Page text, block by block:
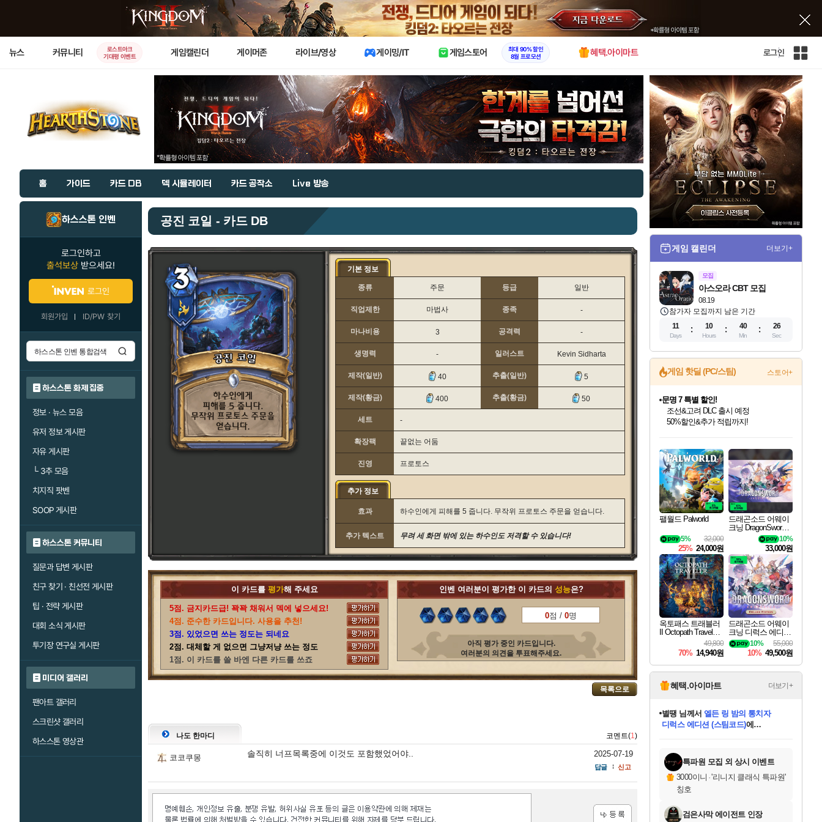
X
뉴스 커뮤니티
로스트아크
기대평 이벤트
게임캘린더 게이머존 라이브/영상 게이밍/IT 게임스토어
최대 90% 할인
8월 프로모션
혜택.아이마트 로그인
인
전
체
사
이
트
맵
홈 가이드 카드 DB 덱 시뮬레이터 카드 공작소 Live 방송
하스스톤 인벤
로그인하고
출석보상 받으세요!
로그인
회원가입 ID/PW 찾기
하스스톤 화제 집중
정보 · 뉴스 모음
유저 정보 게시판
자유 게시판
└3추 모음
치지직 팟벤
SOOP 게시판
하스스톤 커뮤니티
질문과 답변 게시판
친구 찾기 · 친선전 게시판
팁 · 전략 게시판
대회 소식 게시판
투기장 연구실 게시판
미디어 갤러리
팬아트 갤러리
스크린샷 갤러리
하스스톤 영상관
공진 코일 - 카드 DB
기본 정보
종류 주문 등급 일반
직업제한 마법사 종족 -
마나비용 3 공격력 -
생명력 - 일러스트 Kevin Sidharta
제작(일반) 40 추출(일반) 5
제작(황금) 400 추출(황금) 50
세트 -
확장팩 끝없는 어둠
진영 프로토스
추가 정보
효과 하수인에게 피해를 5 줍니다. 무작위 프로토스 주문을 얻습니다.
추가 텍스트 무려 세 화면 밖에 있는 하수인도 저격할 수 있습니다!
이 카드를 평가해 주세요
5점. 금지카드급! 꽉꽉 채워서 덱에 넣으세요!
4점. 준수한 카드입니다. 사용을 추천!
3점. 있었으면 쓰는 정도는 되네요
2점. 대체할 게 없으면 그냥저냥 쓰는 정도
1점. 이 카드를 쓸 바엔 다른 카드를 쓰죠
인벤 여러분이 평가한 이 카드의 성능은?
0점 / 0명
아직 평가 중인 카드입니다.
여러분의 의견을 투표해주세요.
목록으로
나도 한마디 코멘트(1)
코코쿠몽 솔직히 너프목록중에 이것도 포함했었어야.. 2025-07-19
답글 신고
게임 캘린더 더보기+
모집
08.19
아스오라 CBT 모집
참가자 모집까지 남은 기간
11
Days
10
Hours
40
Min
25
Sec
게임 핫딜 (PC/스팀) 스토어+
최대 90% 할인가를 만나보세요!
네이버혜택과 함께 만나보세요!
문명 7 특별 할인!
조선&고려 DLC 출시 예정
50%할인&추가 적립까지!
네이버 포인트 혜택까지!
이니&베니 혜택까지!
네이버 혜택가와 함께 예약하세요!
할인&네이버혜택으로 만나보세요!
네이버페이 혜택과 만나보세요!
40주년 프로모션으로 만나보세요!
할인가에 만나보세요!
일부 에디션 상시 할인!
혜택으로 예약 판매 중
편안하게 충전하세요
팰월드 Palworld
32,000
5%
25% 24,000원
드래곤소드 어웨이
크닝 DragonSword A
10%
33,000원
옥토패스 트래블러
II Octopath Traveler I
49,800
70% 14,940원
드래곤소드 어웨이
크닝 디럭스 에디션
DragonSword Awake
ning Deluxe Edition
55,000
10%
10% 49,500원
혜택.아이마트 더보기+
교환.
별땡 님께서 엘든 링 밤의 통치자
디럭스 에디션 (스팀코드)에
당첨되셨습니다.
당첨되셨습니다.
당첨되셨습니다.
당첨되셨습니다.
당첨되셨습니다.
당첨되셨습니다.
에디션 (스팀코드)를 교환.
당첨되셨습니다.
특파원 모집 외 상시 이벤트
3000이니 ·'리니지 클래식 특파원'
칭호
검은사막 에이전트 인장